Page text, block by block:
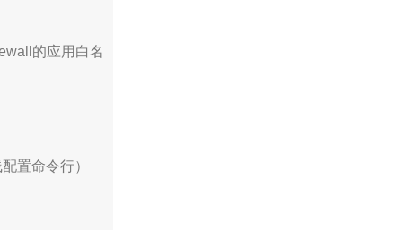
的应用白名
置命令行）